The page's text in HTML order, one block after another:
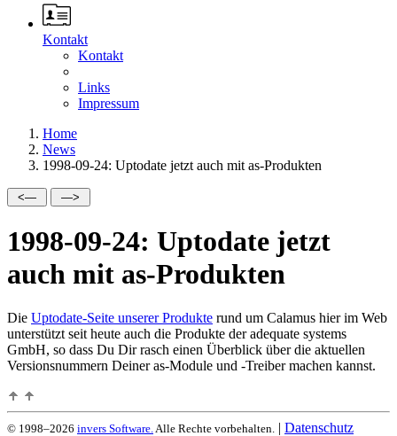
Kontakt
Kontakt
Links
Impressum
Home
News
1998-09-24: Uptodate jetzt auch mit as-Produkten
1998-09-24: Uptodate jetzt
auch mit as-Produkten
Die Uptodate-Seite unserer Produkte rund um Calamus hier im Web
unterstützt seit heute auch die Produkte der adequate systems
GmbH, so dass Du Dir rasch einen Überblick über die aktuellen
Versionsnummern Deiner as-Module und -Treiber machen kannst.
© 1998–2026 invers Software. Alle Rechte vorbehalten. | Datenschutz